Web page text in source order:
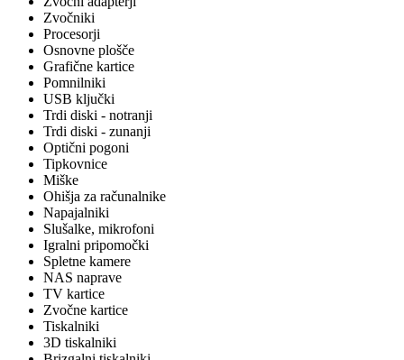
Zvočniki
Procesorji
Osnovne plošče
Grafične kartice
Pomnilniki
USB ključki
Trdi diski - notranji
Trdi diski - zunanji
Optični pogoni
Tipkovnice
Miške
Ohišja za računalnike
Napajalniki
Slušalke, mikrofoni
Igralni pripomočki
Spletne kamere
NAS naprave
TV kartice
Zvočne kartice
Tiskalniki
3D tiskalniki